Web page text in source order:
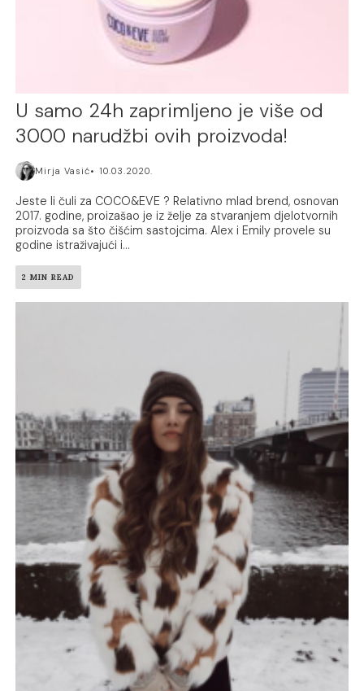
U samo 24h zaprimljeno je više od
3000 narudžbi ovih proizvoda!
Mirja Vasić 10.03.2020.
Jeste li čuli za COCO&EVE ? Relativno mlad brend, osnovan
2017. godine, proizašao je iz želje za stvaranjem djelotvornih
proizvoda sa što čišćim sastojcima. Alex i Emily provele su
godine istraživajući i...
2 MIN READ